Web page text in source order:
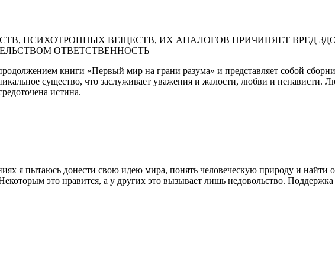
ПСИХОТРОПНЫХ ВЕЩЕСТВ, ИХ АНАЛОГОВ ПРИЧИНЯЕТ ВРЕД
ОТВЕТСТВЕННОСТЬ
книги «Первый мир на грани разума» и представляет собой
существо, что заслуживает уважения и жалости, любви и ненависти.
истина.
я пытаюсь донести свою идею мира, понять человеческую природу и
это нравится, а у других это вызывает лишь недовольство.